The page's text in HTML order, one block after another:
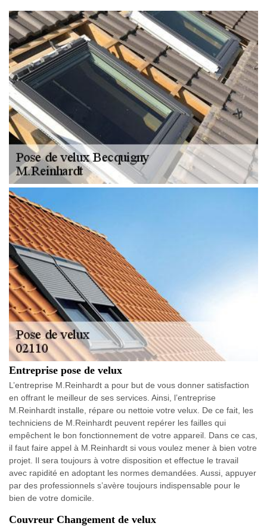
Entreprise pose de velux
L’entreprise M.Reinhardt a pour but de vous donner satisfaction
en offrant le meilleur de ses services. Ainsi, l’entreprise
M.Reinhardt installe, répare ou nettoie votre velux. De ce fait, les
techniciens de M.Reinhardt peuvent repérer les failles qui
empêchent le bon fonctionnement de votre appareil. Dans ce cas,
il faut faire appel à M.Reinhardt si vous voulez mener à bien votre
projet. Il sera toujours à votre disposition et effectue le travail
avec rapidité en adoptant les normes demandées. Aussi, appuyer
par des professionnels s’avère toujours indispensable pour le
bien de votre domicile.
Couvreur Changement de velux